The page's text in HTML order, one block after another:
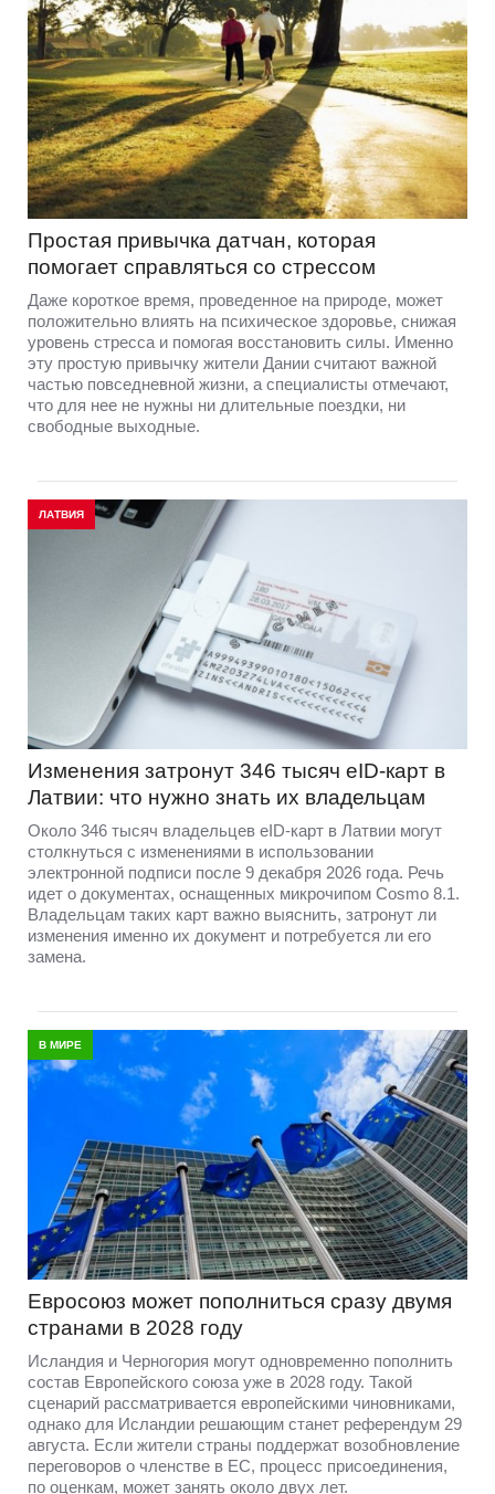
Простая привычка датчан, которая
помогает справляться со стрессом
Даже короткое время, проведенное на природе, может
положительно влиять на психическое здоровье, снижая
уровень стресса и помогая восстановить силы. Именно
эту простую привычку жители Дании считают важной
частью повседневной жизни, а специалисты отмечают,
что для нее не нужны ни длительные поездки, ни
свободные выходные.
ЛАТВИЯ
Изменения затронут 346 тысяч eID-карт в
Латвии: что нужно знать их владельцам
Около 346 тысяч владельцев eID-карт в Латвии могут
столкнуться с изменениями в использовании
электронной подписи после 9 декабря 2026 года. Речь
идет о документах, оснащенных микрочипом Cosmo 8.1.
Владельцам таких карт важно выяснить, затронут ли
изменения именно их документ и потребуется ли его
замена.
В МИРЕ
Евросоюз может пополниться сразу двумя
странами в 2028 году
Исландия и Черногория могут одновременно пополнить
состав Европейского союза уже в 2028 году. Такой
сценарий рассматривается европейскими чиновниками,
однако для Исландии решающим станет референдум 29
августа. Если жители страны поддержат возобновление
переговоров о членстве в ЕС, процесс присоединения,
по оценкам, может занять около двух лет.